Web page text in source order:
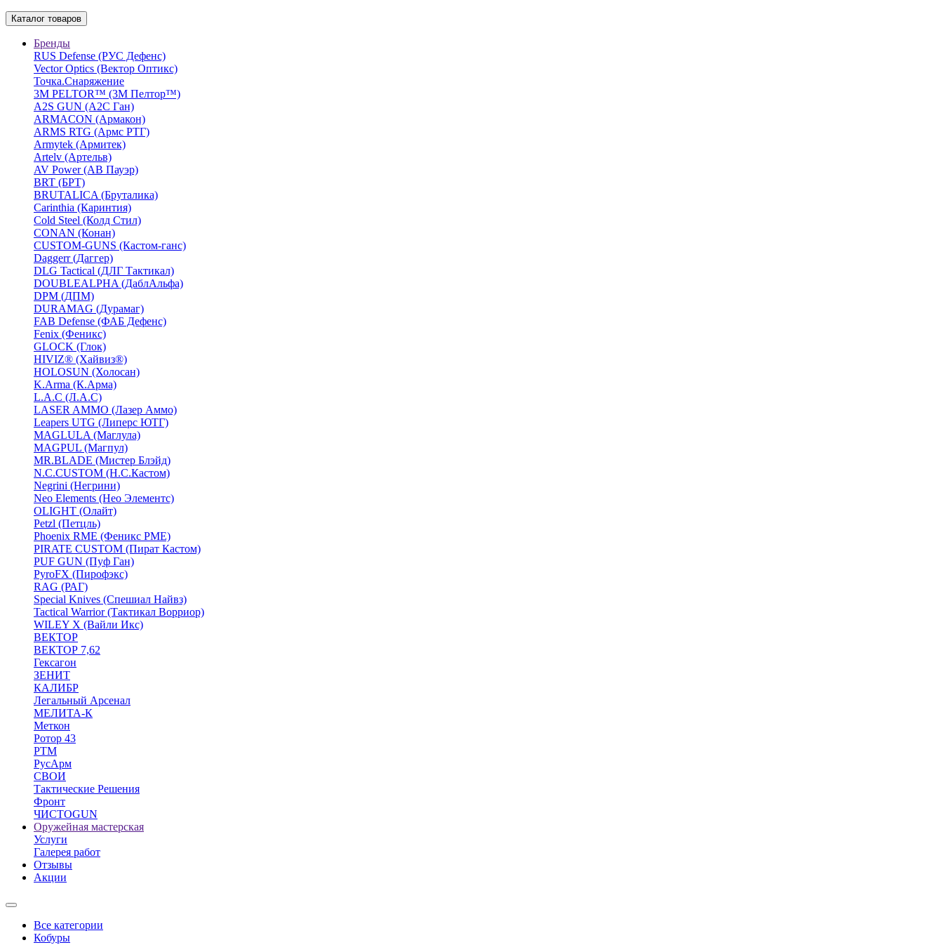
Каталог товаров
Бренды
RUS Defense (РУС Дефенс)
Vector Optics (Вектор Оптикc)
Точка.Снаряжение
3М PELTOR™ (3М Пелтор™)
A2S GUN (А2С Ган)
ARMACON (Армакон)
ARMS RTG (Армс РТГ)
Armytek (Армитек)
Artelv (Артельв)
AV Power (АВ Пауэр)
BRT (БРТ)
BRUTALICA (Бруталика)
Carinthia (Каринтия)
Cold Steel (Колд Стил)
CONAN (Конан)
CUSTOM-GUNS (Кастом-ганс)
Daggerr (Даггер)
DLG Tactical (ДЛГ Тактикал)
DOUBLEALPHA (ДаблАльфа)
DPM (ДПМ)
DURAMAG (Дурамаг)
FAB Defense (ФАБ Дефенс)
Fenix (Феникс)
GLOCK (Глок)
HIVIZ® (Хайвиз®)
HOLOSUN (Холосан)
K.Arma (К.Арма)
L.A.C (Л.А.С)
LASER AMMO (Лазер Аммо)
Leapers UTG (Липерс ЮТГ)
MAGLULA (Маглула)
MAGPUL (Магпул)
MR.BLADE (Мистер Блэйд)
N.C.CUSTOM (Н.С.Кастом)
Negrini (Негрини)
Neo Elements (Нео Элементс)
OLIGHT (Олайт)
Petzl (Петцль)
Phoenix RME (Феникс РМЕ)
PIRATE CUSTOM (Пират Кастом)
PUF GUN (Пуф Ган)
PyroFX (Пирофэкс)
RAG (РАГ)
Special Knives (Спешиал Найвз)
Tactical Warrior (Тактикал Ворриор)
WILEY X (Вайли Икс)
ВЕКТОР
ВЕКТОР 7,62
Гексагон
ЗЕНИТ
КАЛИБР
Легальный Арсенал
МЕЛИТА-К
Меткон
Ротор 43
РТМ
РусАрм
СВОИ
Тактические Решения
Фронт
ЧИСТОGUN
Оружейная мастерская
Услуги
Галерея работ
Отзывы
Акции
Все категории
Кобуры